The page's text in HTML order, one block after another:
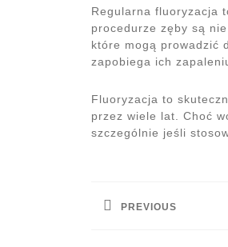
Regularna fluoryzacja
procedurze zęby są
które mogą prowadzić
zapobiega ich
Fluoryzacja to
przez wiele lat. Choć
szczególnie jeśli
wpisu
PREVIOUS